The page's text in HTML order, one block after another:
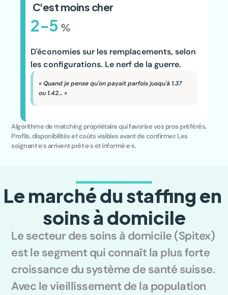
Le marché du staffing en
soins à domicile
Le secteur des soins à domicile (Spitex)
est le segment qui connaît la plus forte
croissance du système de santé suisse.
Avec le vieillissement de la population
C'est moins cher
2-5 %
D'économies sur les remplacements, selon
les configurations. Le nerf de la guerre.
« Quand je pense qu'on payait parfois jusqu'à 1.37
ou 1.42… »
Algorithme de matching propriétaire qui favorise vos pros préférés.
Profils, disponibilités et coûts visibles avant de confirmer. Les
soignant·e·s arrivent prêt·e·s et informé·e·s.